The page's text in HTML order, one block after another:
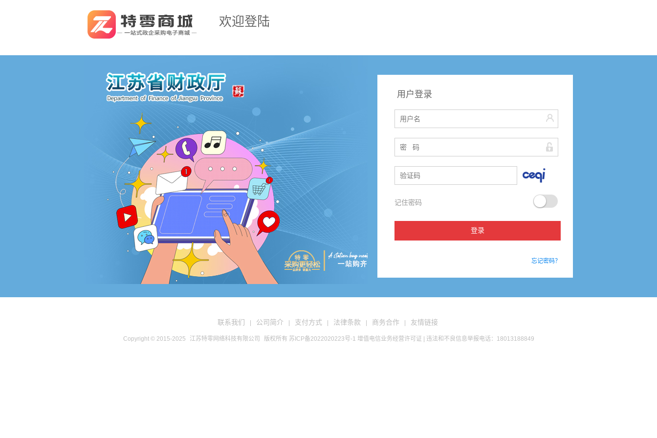
欢迎登陆
用户登录
记住密码
忘记密码？
联系我们 公司简介 支付方式 法律条款 商务合作 友情链接
Copyright © 2015-2025 江苏特零网络科技有限公司 版权所有 苏ICP备2022020223号-1 增值电信业务经营许可证 | 违法和不良信息举报电话：18013188849